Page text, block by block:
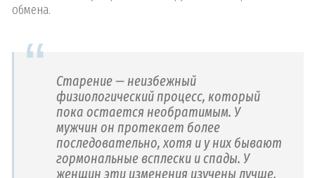
обмена.
Старение — неизбежный
физиологический процесс, который
пока остается необратимым. У
мужчин он протекает более
последовательно, хотя и у них бывают
гормональные всплески и спады. У
женщин эти изменения изучены лучше,